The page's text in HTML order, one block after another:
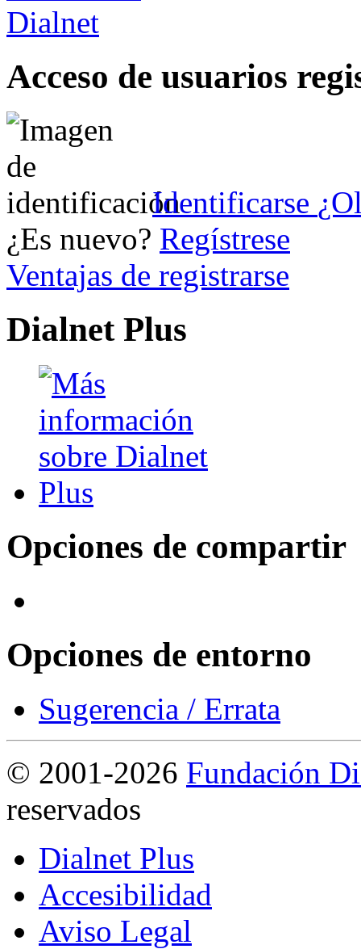
Acceso de usuarios
Identificarse
¿Es nuevo? Regístrese
Ventajas de registrarse
Dialnet Plus
Opciones de compartir
Opciones de entorno
Sugerencia / Errata
© 2001-2026 Fundación
reservados
Dialnet Plus
Accesibilidad
Aviso Legal